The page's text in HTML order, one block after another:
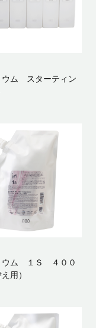
ウム スターティン
ウム １Ｓ ４００
用）